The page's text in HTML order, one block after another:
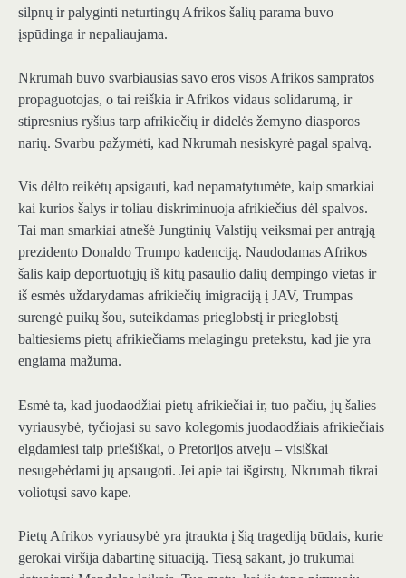
silpnų ir palyginti neturtingų Afrikos šalių parama buvo
įspūdinga ir nepaliaujama.
Nkrumah buvo svarbiausias savo eros visos Afrikos sampratos
propaguotojas, o tai reiškia ir Afrikos vidaus solidarumą, ir
stipresnius ryšius tarp afrikiečių ir didelės žemyno diasporos
narių. Svarbu pažymėti, kad Nkrumah nesiskyrė pagal spalvą.
Vis dėlto reikėtų apsigauti, kad nepamatytumėte, kaip smarkiai
kai kurios šalys ir toliau diskriminuoja afrikiečius dėl spalvos.
Tai man smarkiai atnešė Jungtinių Valstijų veiksmai per antrąją
prezidento Donaldo Trumpo kadenciją. Naudodamas Afrikos
šalis kaip deportuotųjų iš kitų pasaulio dalių dempingo vietas ir
iš esmės uždarydamas afrikiečių imigraciją į JAV, Trumpas
surengė puikų šou, suteikdamas prieglobstį ir prieglobstį
baltiesiems pietų afrikiečiams melagingu pretekstu, kad jie yra
engiama mažuma.
Esmė ta, kad juodaodžiai pietų afrikiečiai ir, tuo pačiu, jų šalies
vyriausybė, tyčiojasi su savo kolegomis juodaodžiais afrikiečiais
elgdamiesi taip priešiškai, o Pretorijos atveju – visiškai
nesugebėdami jų apsaugoti. Jei apie tai išgirstų, Nkrumah tikrai
voliotųsi savo kape.
Pietų Afrikos vyriausybė yra įtraukta į šią tragediją būdais, kurie
gerokai viršija dabartinę situaciją. Tiesą sakant, jo trūkumai